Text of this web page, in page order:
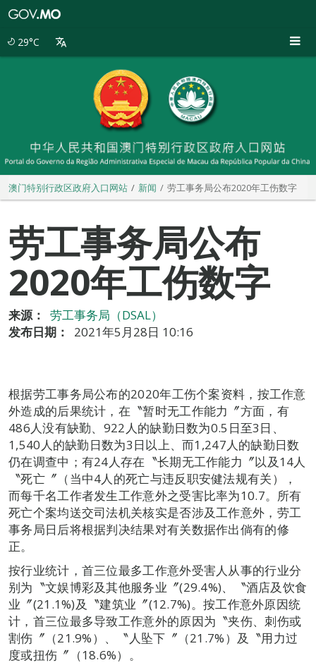
29°C
澳门特别行政区政府入口网站 新闻 劳工事务局公布2020年工伤数字
劳工事务局公布
2020年工伤数字
来源：
劳工事务局（DSAL）
发布日期：
2021年5月28日 10:16
根据劳工事务局公布的2020年工伤个案资料，按工作意
外造成的后果统计，在〝暂时无工作能力〞方面，有
486人没有缺勤、922人的缺勤日数为0.5日至3日、
1,540人的缺勤日数为3日以上、而1,247人的缺勤日数
仍在调查中；有24人存在〝长期无工作能力〞以及14人
〝死亡〞（当中4人的死亡与违反职安健法规有关），
而每千名工作者发生工作意外之受害比率为10.7。所有
死亡个案均送交司法机关核实是否涉及工作意外，劳工
事务局日后将根据判决结果对有关数据作出倘有的修
正。
按行业统计，首三位最多工作意外受害人从事的行业分
别为〝文娱博彩及其他服务业〞(29.4%)、〝酒店及饮食
业〞(21.1%)及〝建筑业〞(12.7%)。按工作意外原因统
计，首三位最多导致工作意外的原因为〝夹伤、刺伤或
割伤〞（21.9%）、〝人坠下〞（21.7%）及〝用力过
度或扭伤〞（18.6%）。